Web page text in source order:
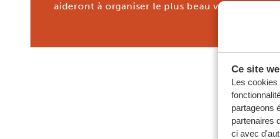
Ce site
Les cookies
partageons
partenaires
ci avec
aideront à organiser le plus beau voyage de